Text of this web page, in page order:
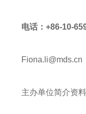
电话：+86-10-
Fiona.li@mds.cn
主办单位简介资料